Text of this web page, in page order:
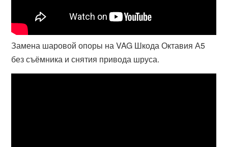
Замена шаровой опоры на VAG Шкода Октавия А5
без съёмника и снятия привода шруса.